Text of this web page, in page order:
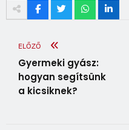
ELŐZŐ
Gyermeki gyász:
hogyan segítsünk
a kicsiknek?